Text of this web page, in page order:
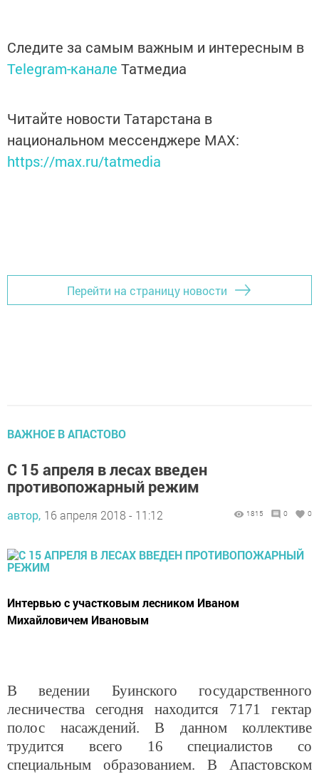
Следите за самым важным и интересным в
Telegram-канале Татмедиа
Читайте новости Татарстана в
национальном мессенджере MАХ:
https://max.ru/tatmedia
Перейти на страницу новости
ВАЖНОЕ В АПАСТОВО
С 15 апреля в лесах введен
противопожарный режим
автор, 16 апреля 2018 - 11:12 1815 0 0
Интервью с участковым лесником Иваном
Михайловичем Ивановым
В ведении Буинского государственного
лесничества сегодня находится 7171 гектар
полос насаждений. В данном коллективе
трудится всего 16 специалистов со
специальным образованием. В Апастовском